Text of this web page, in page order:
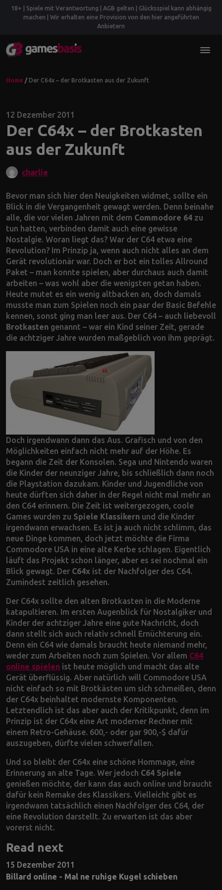
18+ | Spiele mit Verantwortung | AGB gelten | Glücksspiel kann abhängig
machen | Wir erhalten eine Provision von den hier angeführten
Anbietern
Home / Der C64x – der Brotkasten aus der Zukunft
12 Dezember 2011
Der C64x – der Brotkasten
aus der Zukunft
charlie
Bevor man sich hier den Neuigkeiten widmet, sollte ein
Blick in die Vergangenheit gewagt werden. Denn beinahe
alle, die vor vielen Jahren mit dem Commodore 64 zu
tun hatten, verbinden damit auch eine gewisse
Nostalgie. Woran liegt das? War der C64 etwa eine
Revolution? Im Prinzip ja, wenn auch nicht alles an dem
Gerät revolutionär war. Doch er bot ein tolles Allround
Paket – man konnte spielen, aber durchaus auch damit
arbeiten – was wohl aber die wenigsten getan haben.
Heute mutet es ein wenig altbacken an, doch damals
musste man zum Spielen noch ein paar der Basic Befehle
kennen, sonst ging man leer aus. Der C64 – auch liebevoll
Brotkasten genannt – war ein Kind seiner Zeit, gerade
die achtziger Jahre wurden maßgeblich von ihm geprägt.
Doch irgendwann dann das Aus. Grafisch und von den
Möglichkeiten einfach nicht mehr auf der Höhe. Es
begann die Zeit der Konsolen. Sega und Nintendo waren
die Kinder der neunziger Jahre, bis schließlich dann noch
die Playstation dazukam. Kinder und Jugendliche von
heute dürften sich daher in der Regel nicht mal mehr an
den C64 erinnern. Die Zeit ist weitergezogen, coole
Games wurden zu Spiele Klassikern und die Kinder
irgendwann erwachsen. Es ist ja auch nicht schlimm, das
neue Dinge kommen, doch jetzt möchte die Firma
Commodore USA in eine alte Kerbe schlagen. Eigentlich
läuft das Projekt schon länger, aber es sei nochmal ein
Blick gewagt. Der C64x ist der Nachfolger des C64.
Zumindest zeitlich gesehen.
Der C64x sollte den alten Brotkasten in die Moderne
katapultieren. Im ersten Augenblick für Nostalgiker und
Kinder der achtziger Jahre eine gute Nachricht, doch
dann stellt sich auch relativ schnell Ernüchterung ein.
Denn ein C64 wie damals braucht heute niemand mehr,
weder zum Arbeiten noch zum Spielen. Vor allem C64
online spielen ist heute möglich und macht das alte
Gerät überflüssig. Aber natürlich will Commodore USA
nicht einfach so mit Brotkästen um sich schmeißen, denn
der C64x beinhaltet modernste Komponenten.
Letztendlich ist das aber auch der Kritikpunkt, denn im
Prinzip ist der C64x eine Art moderner Rechner mit
einem Retro-Gehäuse. 600,- oder gar 900,-$ dafür
auszugeben, dürfte vielen schwerfallen.
Und so bleibt der C64x eine schöne Hommage, eine
Erinnerung an alte Tage. Wer jedoch C64 Spiele
genießen möchte, der kann das auch online und braucht
dafür kein Remake des Klassikers. Vielleicht gibt es
irgendwann tatsächlich einen Nachfolger des C64, der
eine Revolution darstellt. Zu erwarten ist das aber
vorerst nicht.
Read next
15 Dezember 2011
Billard online - Mal ne ruhige Kugel schieben